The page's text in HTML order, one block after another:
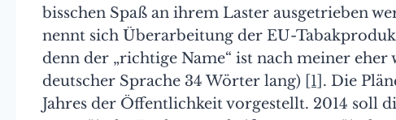
bisschen Spaß an ihrem Laster ausgetrieben
nennt sich Überarbeitung der EU-
denn der „richtige Name“ ist nach meiner
deutscher Sprache 34 Wörter lang) [1]. Die
Jahres der Öffentlichkeit vorgestellt. 2014 soll